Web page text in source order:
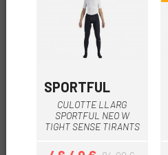
SPORTFUL
CULOTTE LLARG
SPORTFUL NEO W
TIGHT SENSE TIRANTS